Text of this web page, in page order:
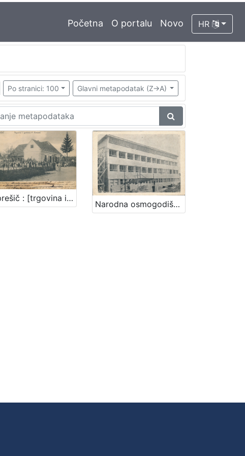
Početna O portalu Novo HR
Po stranici: 100 Glavni metapodatak (Z->A)
Zaprešič : [trgovina i gostiona F. Ermann]
Narodna osmogodišnja škola - Zaprešić